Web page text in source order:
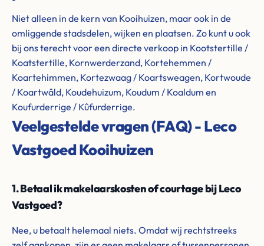
Niet alleen in de kern van Kooihuizen, maar ook in de
omliggende stadsdelen, wijken en plaatsen. Zo kunt u ook
bij ons terecht voor een directe verkoop in Kootstertille /
Koatstertille, Kornwerderzand, Kortehemmen /
Koartehimmen, Kortezwaag / Koartsweagen, Kortwoude
/ Koartwâld, Koudehuizum, Koudum / Koaldum en
Koufurderrige / Kûfurderrige.
Veelgestelde vragen (FAQ) - Leco
Vastgoed Kooihuizen
1. Betaal ik makelaarskosten of courtage bij Leco
Vastgoed?
Nee, u betaalt helemaal niets. Omdat wij rechtstreeks